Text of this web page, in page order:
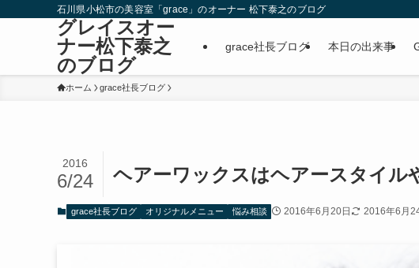
石川県小松市の美容室「grace」のオーナー 松下泰之のブログ
グレイスオー
ナー松下泰之
のブログ
grace社長ブログ 本日の出来事
ホーム grace社長ブログ
ヘアーワックスはヘアースタイル
2016
6/24
grace社長ブログ オリジナルメニュー 悩み相談 2016年6月20日 2016年6月